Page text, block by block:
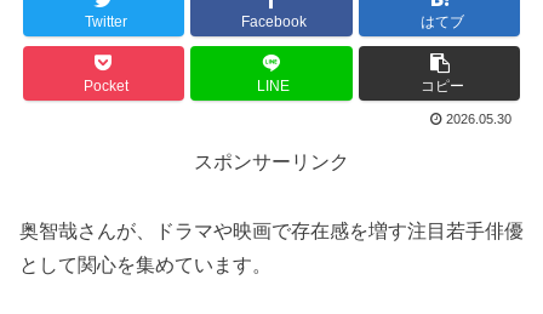
Twitter Facebook はてブ
Pocket LINE コピー
2026.05.30
スポンサーリンク
奥智哉さんが、ドラマや映画で存在感を増す注目若手俳優
として関心を集めています。